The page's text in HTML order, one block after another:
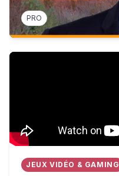
PRO
CHAMBER ???
JEUX VIDÉO & GAMING